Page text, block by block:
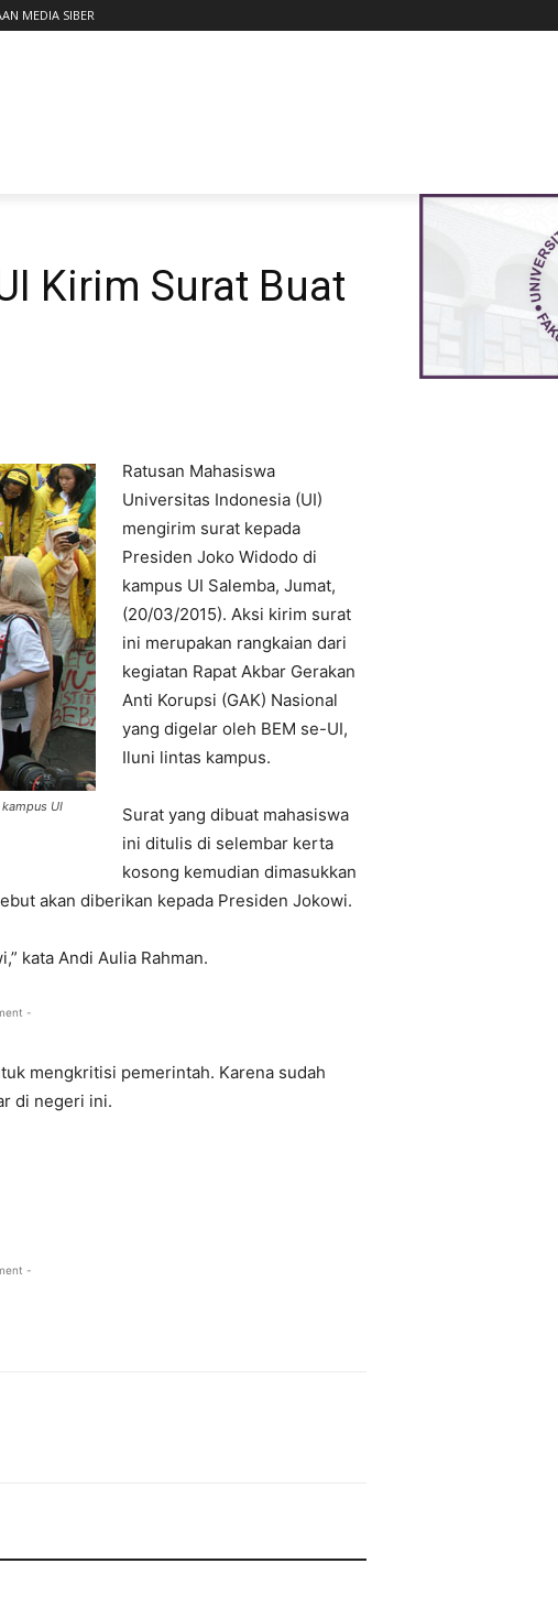
MEDIA SIBER
Kirim Surat Buat
UI
Ratusan Mahasiswa
Universitas Indonesia (UI)
mengirim surat kepada
Presiden Joko Widodo di
kampus UI Salemba, Jumat,
(20/03/2015). Aksi kirim surat
ini merupakan rangkaian dari
kegiatan Rapat Akbar Gerakan
Anti Korupsi (GAK) Nasional
yang digelar oleh BEM se-UI,
Iluni lintas kampus.
Surat yang dibuat mahasiswa
ini ditulis di selembar kerta
kosong kemudian dimasukkan
akan diberikan kepada Presiden Jokowi.
kata Andi Aulia Rahman.
-
mengkritisi pemerintah. Karena sudah
di negeri ini.
-